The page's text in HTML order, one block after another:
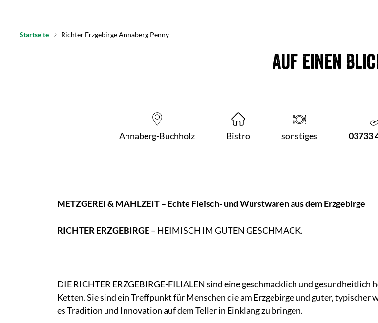
Startseite Richter Erzgebirge Annaberg Penny
Auf einen
Annaberg-Buchholz Bistro sonstiges 03733
METZGEREI & MAHLZEIT – Echte Fleisch- und Wurstwaren aus dem Erzgebirge
RICHTER ERZGEBIRGE– HEIMISCH IM GUTEN GESCHMACK.
DIE RICHTER ERZGEBIRGE-FILIALEN sind eine geschmacklich und
Ketten. Sie sind ein Treffpunkt für Menschen die am Erzgebirge und guter,
es Tradition und Innovation auf dem Teller in Einklang zu bringen.